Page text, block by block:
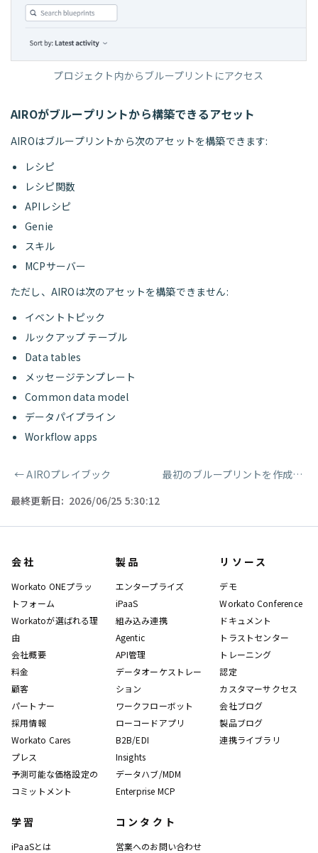
プロジェクト内からブループリントにアクセス
AIROがブループリントから構築できるアセット
AIROはブループリントから次のアセットを構築できます:
レシピ
レシピ関数
APIレシピ
Genie
スキル
MCPサーバー
ただし、AIROは次のアセットを構築できません:
イベントトピック
ルックアップ テーブル
Data tables
メッセージテンプレート
Common data model
データパイプライン
Workflow apps
ページャー
←AIROプレイブック 最初のブループリントを作成
→
最終更新日: 2026/06/25 5:30:12
会社
Workato ONEプラッ
トフォーム
Workatoが選ばれる理
由
会社概要
料金
顧客
パートナー
採用情報
Workato Cares
プレス
予測可能な価格設定の
コミットメント
製品
エンタープライズ
iPaaS
組み込み連携
Agentic
API管理
データオーケストレー
ション
ワークフローボット
ローコードアプリ
B2B/EDI
Insights
データハブ/MDM
Enterprise MCP
リソース
デモ
Workato Conference
ドキュメント
トラストセンター
トレーニング
認定
カスタマーサクセス
会社ブログ
製品ブログ
連携ライブラリ
学習
iPaaSとは
コンタクト
営業へのお問い合わせ